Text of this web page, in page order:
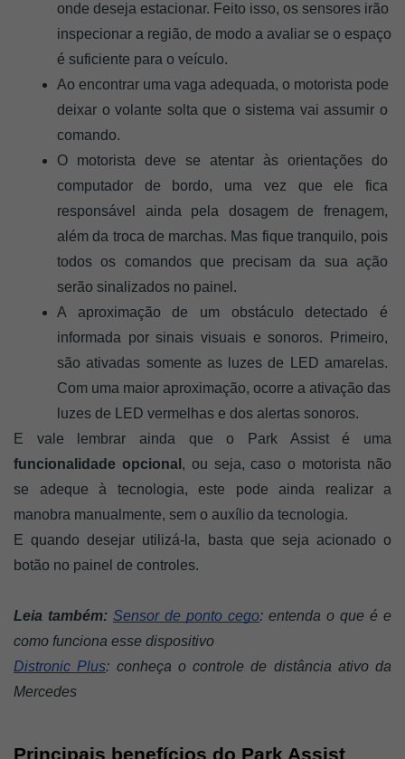
onde deseja estacionar. Feito isso, os sensores irão
inspecionar a região, de modo a avaliar se o espaço
é suficiente para o veículo.
Ao encontrar uma vaga adequada, o motorista pode
deixar o volante solta que o sistema vai assumir o
comando.
O motorista deve se atentar às orientações do
computador de bordo, uma vez que ele fica
responsável ainda pela dosagem de frenagem,
além da troca de marchas. Mas fique tranquilo, pois
todos os comandos que precisam da sua ação
serão sinalizados no painel.
A aproximação de um obstáculo detectado é
informada por sinais visuais e sonoros. Primeiro,
são ativadas somente as luzes de LED amarelas.
Com uma maior aproximação, ocorre a ativação das
luzes de LED vermelhas e dos alertas sonoros.
funcionalidade opcional , ou seja, caso o motorista não
se adeque à tecnologia, este pode ainda realizar a
manobra manualmente, sem o auxílio da tecnologia.
E quando desejar utilizá-la, basta que seja acionado o
botão no painel de controles.
Leia também: Sensor de ponto cego: entenda o que é e
como funciona esse dispositivo
Distronic Plus: conheça o controle de distância ativo da
Mercedes
Principais benefícios do Park Assist